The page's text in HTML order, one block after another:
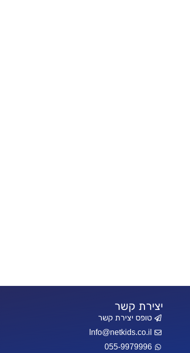
יצירת קשר
טופס יצירת קשר
Info@netkids.co.il
055-9979996